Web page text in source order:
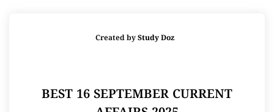
Created byStudy Doz
BEST 16 SEPTEMBER CURRENT